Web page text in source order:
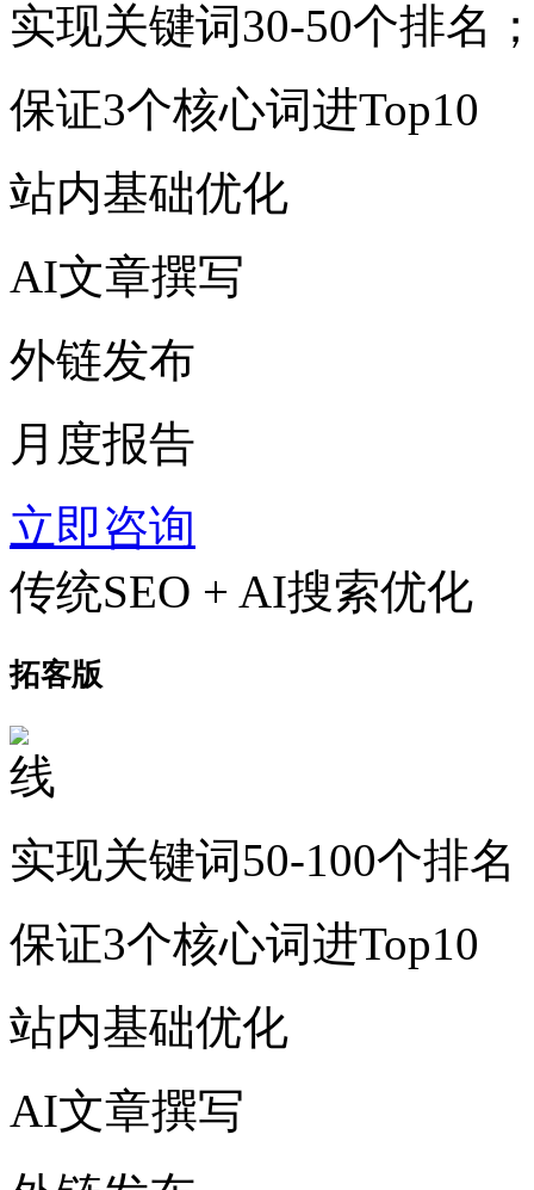
实现关键词30-50个排名
保证3个核心词进Top10
站内基础优化
AI文章撰写
外链发布
月度报告
立即咨询
传统SEO + AI搜索优化
拓客版
实现关键词50-100个排名
保证3个核心词进Top10
站内基础优化
AI文章撰写